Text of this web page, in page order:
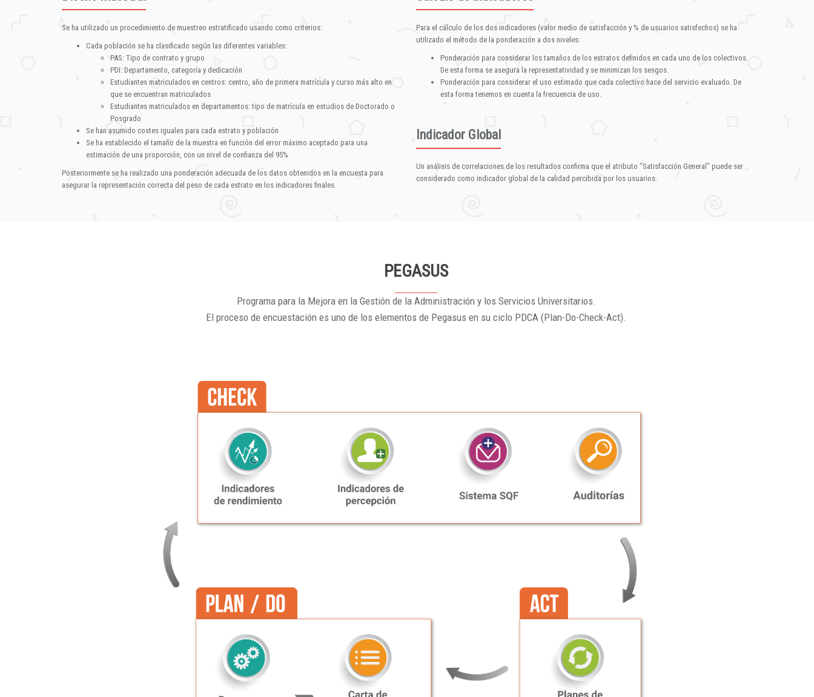
Se ha utilizado un procedimiento de muestreo estratificado usando como criterios:
Cada población se ha clasificado según las diferentes variables:
PAS: Tipo de contrato y grupo
PDI: Departamento, categoría y dedicación
Estudiantes matriculados en centros: centro, año de primera matrícula y curso más alto en
que se encuentran matriculados
Estudiantes matriculados en departamentos: tipo de matrícula en estudios de Doctorado o
Posgrado
Se han asumido costes iguales para cada estrato y población
Se ha establecido el tamaño de la muestra en función del error máximo aceptado para una
estimación de una proporción, con un nivel de confianza del 95%
Posteriormente se ha realizado una ponderación adecuada de los datos obtenidos en la encuesta para
asegurar la representación correcta del peso de cada estrato en los indicadores finales.
Para el cálculo de los dos indicadores (valor medio de satisfacción y % de usuarios satisfechos) se ha
utilizado el método de la ponderación a dos niveles:
Ponderación para considerar los tamaños de los estratos definidos en cada uno de los colectivos.
De esta forma se asegura la representatividad y se minimizan los sesgos.
Ponderación para considerar el uso estimado que cada colectivo hace del servicio evaluado. De
esta forma tenemos en cuenta la frecuencia de uso.
Indicador Global
Un análisis de correlaciones de los resultados confirma que el atributo "Satisfacción General" puede ser
considerado como indicador global de la calidad percibida por los usuarios.
PEGASUS
Programa para la Mejora en la Gestión de la Administración y los Servicios Universitarios.
El proceso de encuestación es uno de los elementos de Pegasus en su ciclo PDCA (Plan-Do-Check-Act).